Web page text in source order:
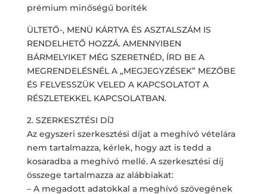
prémium minőségű boríték
ÜLTETŐ-, MENÜ KÁRTYA ÉS ASZTALSZÁM IS
RENDELHETŐ HOZZÁ. AMENNYIBEN
BÁRMELYIKET MÉG SZERETNÉD, ÍRD BE A
MEGRENDELÉSNÉL A „MEGJEGYZÉSEK” MEZŐBE
ÉS FELVESSZÜK VELED A KAPCSOLATOT A
RÉSZLETEKKEL KAPCSOLATBAN.
2. SZERKESZTÉSI DÍJ
Az egyszeri szerkesztési díjat a meghívó vételára
nem tartalmazza, kérlek, hogy azt is tedd a
kosaradba a meghívó mellé. A szerkesztési díj
összege tartalmazza az alábbiakat:
– A megadott adatokkal a meghívó szövegének